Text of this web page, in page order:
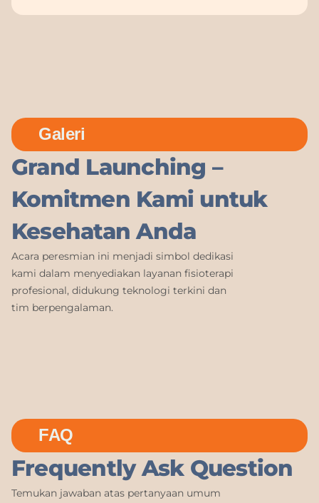
Galeri
Grand Launching –
Komitmen Kami untuk
Kesehatan Anda
Acara peresmian ini menjadi simbol dedikasi
kami dalam menyediakan layanan fisioterapi
profesional, didukung teknologi terkini dan
tim berpengalaman.
FAQ
Frequently Ask Question
Temukan jawaban atas pertanyaan umum